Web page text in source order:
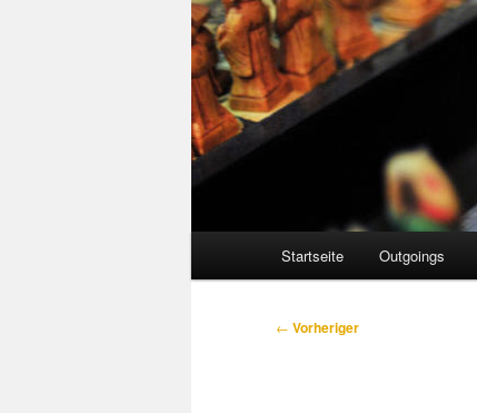
Startseite Outgoings
Beitragsnavigation
← Vorheriger